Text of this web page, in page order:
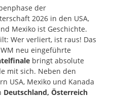
der
2026 in den USA,
Mexiko ist Geschichte.
Wer verliert, ist raus! Das
neu eingeführte
bringt absolute
mit sich. Neben den
USA, Mexiko und Kanada
Deutschland, Österreich